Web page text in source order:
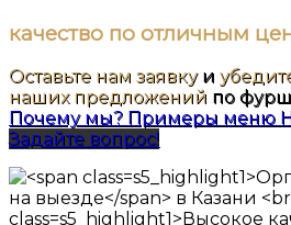
качество по отличным
Оставьте нам заявкуи
наших предложений по
Почему мы? Примеры меню
Задайте вопрос!